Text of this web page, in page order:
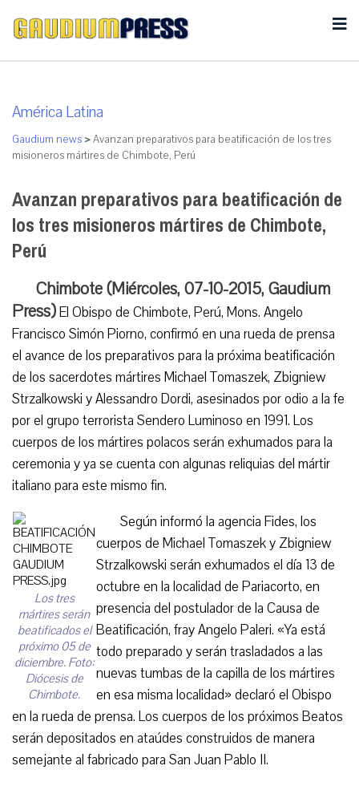
América Latina
Gaudium news >Avanzan preparativos para beatificación de los tres
misioneros mártires de Chimbote, Perú
Avanzan preparativos para beatificación de
los tres misioneros mártires de Chimbote,
Perú
Chimbote (Miércoles, 07-10-2015, Gaudium
Press)El Obispo de Chimbote, Perú, Mons. Angelo
Francisco Simón Piorno, confirmó en una rueda de prensa
el avance de los preparativos para la próxima beatificación
de los sacerdotes mártires Michael Tomaszek, Zbigniew
Strzalkowski y Alessandro Dordi, asesinados por odio a la fe
por el grupo terrorista Sendero Luminoso en 1991. Los
cuerpos de los mártires polacos serán exhumados para la
ceremonia y ya se cuenta con algunas reliquias del mártir
italiano para este mismo fin.
Los tres
mártires serán
beatificados el
próximo 05 de
diciembre. Foto:
Diócesis de
Chimbote.
Según informó la agencia Fides, los
cuerpos de Michael Tomaszek y Zbigniew
Strzalkowski serán exhumados el día 13 de
octubre en la localidad de Pariacorto, en
presencia del postulador de la Causa de
Beatificación, fray Angelo Paleri. «Ya está
todo preparado y serán trasladados a las
nuevas tumbas de la capilla de los mártires
en esa misma localidad» declaró el Obispo
en la rueda de prensa. Los cuerpos de los próximos Beatos
serán depositados en ataúdes construidos de manera
semejante al fabricado para San Juan Pablo II.